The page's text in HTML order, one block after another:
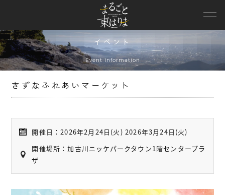
観光スポット
モデルコース
特集
エリア情報
観光動画
イベント
Event Information
きずなふれあいマーケット
開催日：2026年2月24日(火) 2026年3月24日(火)
開催場所：加古川ニッケパークタウン1階センタープラ
ザ